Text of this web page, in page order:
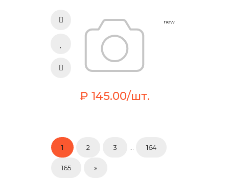
new
₽ 145.00/шт.
1 2 3 ... 164
165 »